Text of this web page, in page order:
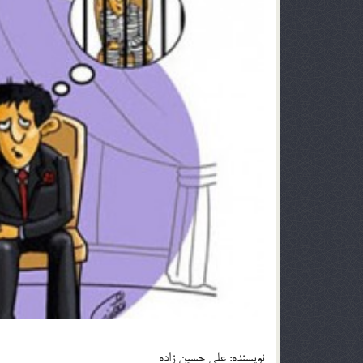
نويسنده: علي حسين زاده